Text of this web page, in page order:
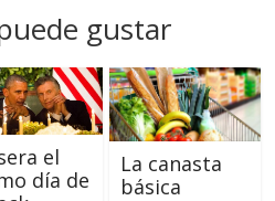
gustar
el
día de
La canasta
básica